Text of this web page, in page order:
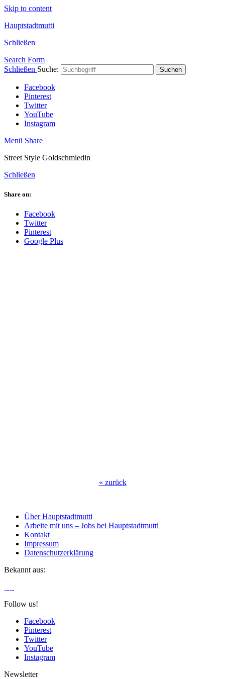
Skip to content
Hauptstadtmutti
Schließen
Search Form
Schließen Suche: Suchen
Facebook
Pinterest
Twitter
YouTube
Instagram
Menü Share
Street Style Goldschmiedin
Schließen
Share on:
Facebook
Twitter
Pinterest
Google Plus
« zurück
Über Hauptstadtmutti
Arbeite mit uns – Jobs bei Hauptstadtmutti
Kontakt
Impressum
Datenschutzerklärung
Bekannt aus:
Follow us!
Facebook
Pinterest
Twitter
YouTube
Instagram
Newsletter